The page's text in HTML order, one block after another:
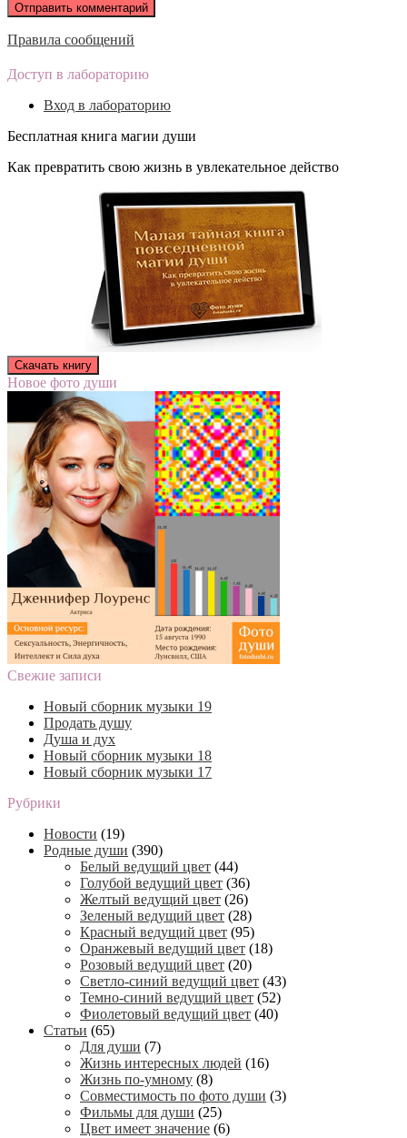
Правила сообщений
Доступ в лабораторию
Вход в лабораторию
Бесплатная книга магии души
Как превратить свою жизнь в увлекательное действо
Новое фото души
Свежие записи
Новый сборник музыки 19
Продать душу
Душа и дух
Новый сборник музыки 18
Новый сборник музыки 17
Рубрики
Новости (19)
Родные души (390)
Белый ведущий цвет (44)
Голубой ведущий цвет (36)
Желтый ведущий цвет (26)
Зеленый ведущий цвет (28)
Красный ведущий цвет (95)
Оранжевый ведущий цвет (18)
Розовый ведущий цвет (20)
Светло-синий ведущий цвет (43)
Темно-синий ведущий цвет (52)
Фиолетовый ведущий цвет (40)
Статьи (65)
Для души (7)
Жизнь интересных людей (16)
Жизнь по-умному (8)
Совместимость по фото души (3)
Фильмы для души (25)
Цвет имеет значение (6)